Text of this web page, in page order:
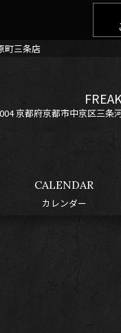
町三条店
京都府京都市中京区三条
CALENDAR
カレンダー